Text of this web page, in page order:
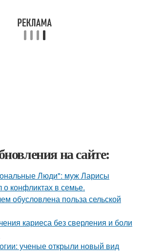
на сайте:
Люди": муж Ларисы
о конфликтах в семье.
обусловлена польза сельской
кариеса без сверления и боли
ученые открыли новый вид